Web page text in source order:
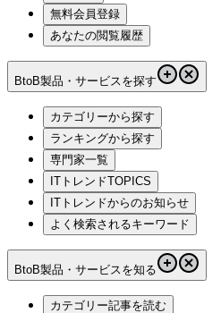
無料会員登録
あなたの閲覧履歴
BtoB製品・サービスを探す
カテゴリーから探す
ランキングから探す
専門家一覧
ITトレンドTOPICS
ITトレンドからのお知らせ
よく検索されるキーワード
BtoB製品・サービスを知る
カテゴリー記事を読む